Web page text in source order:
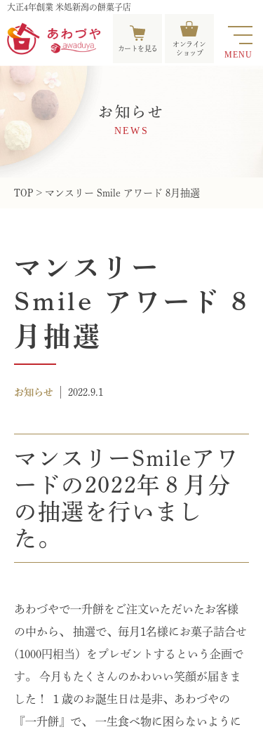
お知らせ
NEWS
お問い合わせ
CONTACT
お買い物ガイド
GUIDE
大正4年創業 米処新潟の餅菓子店
カートを見る
オンライン
ショップ
MENU
お知らせ
NEWS
TOP > マンスリー Smile アワード 8月抽選
マンスリー
Smile アワード 8
月抽選
お知らせ 2022.9.1
マンスリーSmileアワ
ードの2022年８月分
の抽選を行いまし
た。
あわづやで一升餅をご注文いただいたお客様
の中から、 抽選で、毎月1名様にお菓子詰合せ
(1000円相当）をプレゼントするという企画で
す。 今月もたくさんのかわいい笑顔が届きま
した！ １歳のお誕生日は是非、あわづやの
『一升餅』で、 一生食べ物に困らないように